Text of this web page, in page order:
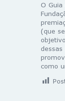
O
(que
como